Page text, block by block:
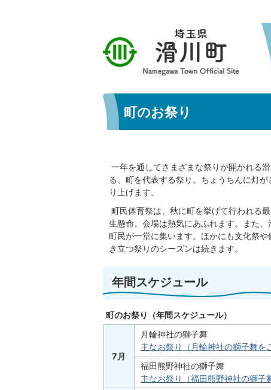
町のお祭り
一年を通してさまざまな祭りが開かれる
る、町を代表する祭り。ちょうちんに灯
り上げます。
町民体育祭は、秋に町を挙げて行われる
生懸命。会場は熱気にあふれます。また
町民が一堂に集います。ほかにも文化祭
き立つ祭りのシーズンは続きます。
年間スケジュール
町のお祭り（年間スケジュール）
7月
月輪神社の獅子舞
主なお祭り（月輪神社の獅子舞を
福田熊野神社の獅子舞
主なお祭り（福田熊野神社の獅子